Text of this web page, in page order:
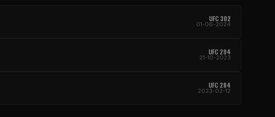
UFC 302
01-06-2024
UFC 294
21-10-2023
UFC 284
2023-02-12